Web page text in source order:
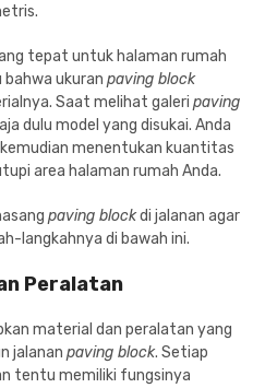
tepat untuk halaman rumah
bahwa ukuran paving block
Saat melihat galeri paving
dulu model yang disukai. Anda
menentukan kuantitas
area halaman rumah Anda.
paving blockdi jalanan agar
langkahnya di bawah ini.
Peralatan
material dan peralatan yang
jalanan paving block. Setiap
tentu memiliki fungsinya